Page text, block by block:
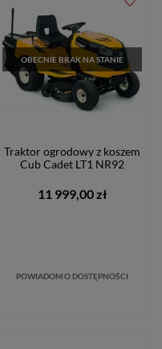
OBECNIE BRAK NA STANIE
Traktor ogrodowy z koszem
Cub Cadet LT1 NR92
11 999,00 zł
POWIADOM O DOSTĘPNOŚCI